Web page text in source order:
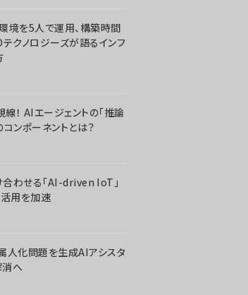
境を5人で運用、構築時間
クノロジーズが語るインフ
！ AIエージェントの「推論
ンポーネントとは？
わせる「AI-driven IoT」
用を加速
人化問題を生成AIアシスタ
消へ